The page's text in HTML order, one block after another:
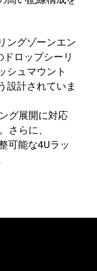
ングゾーンエン
ロップシーリ
シュマウント
設計されていま
グ展開に対応
さらに、
可能な4Uラッ